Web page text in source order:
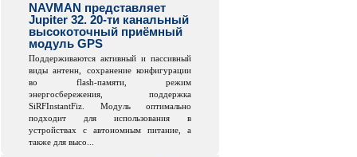
NAVMAN представляет
Jupiter 32. 20-ти канальный
высокоточный приёмный
модуль GPS
Поддерживаются активный и пассивный
виды антенн, сохранение конфигурации
во flash-памяти, режим
энергосбережения, поддержка
SiRFInstantFiz. Модуль оптимально
подходит для использования в
устройствах с автономным питание, а
также для высо...